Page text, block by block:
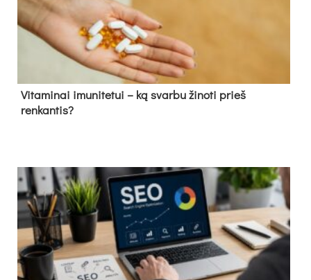
Vitaminai imunitetui – ką svarbu žinoti prieš
renkantis?